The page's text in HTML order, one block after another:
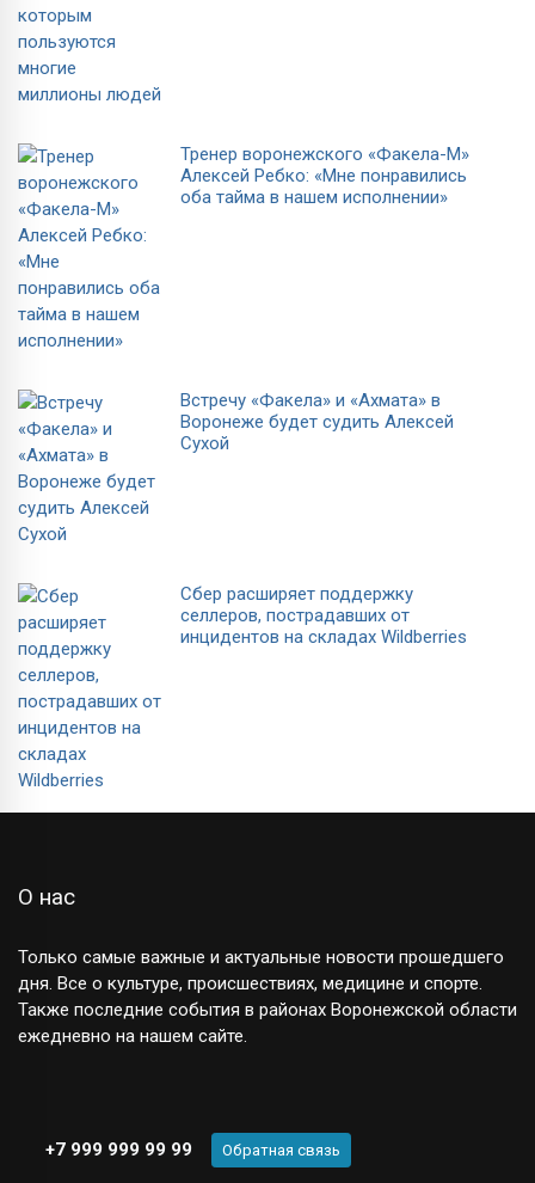
Тренер воронежского «Факела-М»
Алексей Ребко: «Мне понравились
оба тайма в нашем исполнении»
Встречу «Факела» и «Ахмата» в
Воронеже будет судить Алексей
Сухой
Сбер расширяет поддержку
селлеров, пострадавших от
инцидентов на складах Wildberries
О нас
Только самые важные и актуальные новости прошедшего
дня. Все о культуре, происшествиях, медицине и спорте.
Также последние события в районах Воронежской области
ежедневно на нашем сайте.
+7 999 999 99 99 Обратная связь